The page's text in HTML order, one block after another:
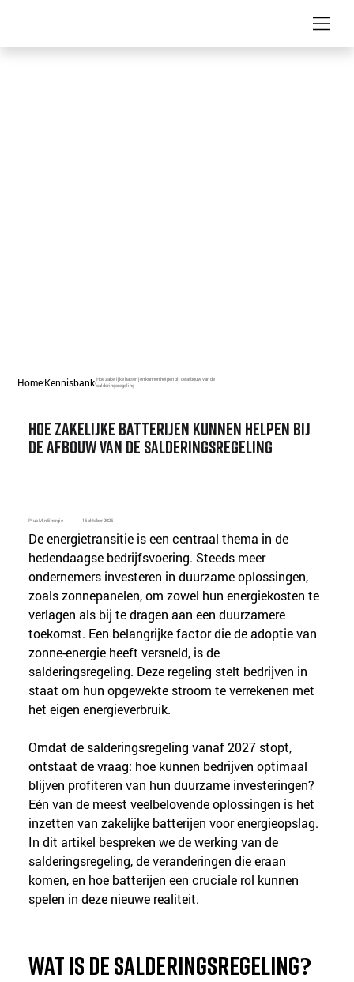
Home/Kennisbank/Hoe zakelijke batterijen kunnen helpen bij de afbouw van de
salderingsregeling
Hoe zakelijke batterijen kunnen helpen bij
de afbouw van de salderingsregeling
Plus Min Energie 15 oktober 2025
De energietransitie is een centraal thema in de
hedendaagse bedrijfsvoering. Steeds meer
ondernemers investeren in duurzame oplossingen,
zoals zonnepanelen, om zowel hun energiekosten te
verlagen als bij te dragen aan een duurzamere
toekomst. Een belangrijke factor die de adoptie van
zonne-energie heeft versneld, is de
salderingsregeling. Deze regeling stelt bedrijven in
staat om hun opgewekte stroom te verrekenen met
het eigen energieverbruik.
Omdat de salderingsregeling vanaf 2027 stopt,
ontstaat de vraag: hoe kunnen bedrijven optimaal
blijven profiteren van hun duurzame investeringen?
Eén van de meest veelbelovende oplossingen is het
inzetten van zakelijke batterijen voor energieopslag.
In dit artikel bespreken we de werking van de
salderingsregeling, de veranderingen die eraan
komen, en hoe batterijen een cruciale rol kunnen
spelen in deze nieuwe realiteit.
Wat is de salderingsregeling?